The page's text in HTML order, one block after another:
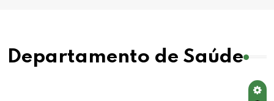
Departamento de Saúde